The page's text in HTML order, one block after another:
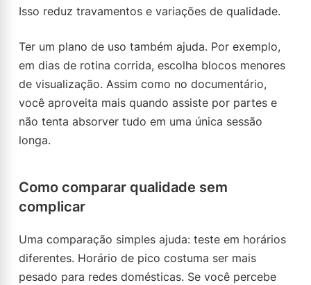
Isso reduz travamentos e variações de qualidade.
Ter um plano de uso também ajuda. Por exemplo,
em dias de rotina corrida, escolha blocos menores
de visualização. Assim como no documentário,
você aproveita mais quando assiste por partes e
não tenta absorver tudo em uma única sessão
longa.
Como comparar qualidade sem
complicar
Uma comparação simples ajuda: teste em horários
diferentes. Horário de pico costuma ser mais
pesado para redes domésticas. Se você percebe